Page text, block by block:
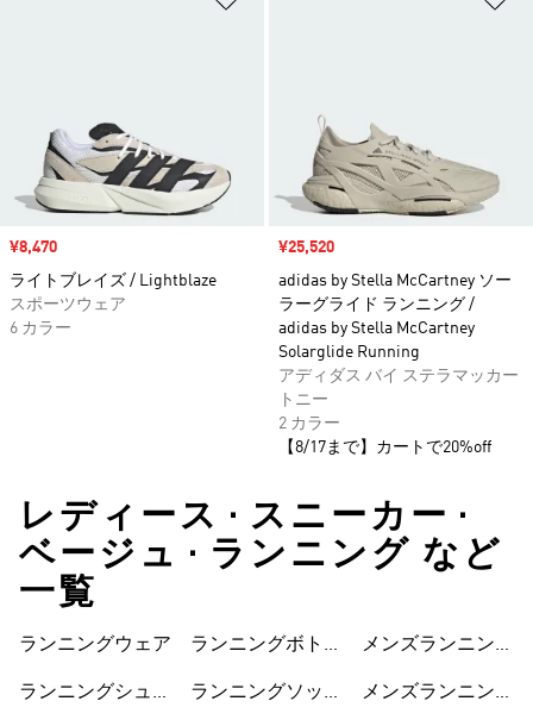
セール価格
¥8,470
ライトブレイズ / Lightblaze
スポーツウェア
6 カラー
セール価格
¥25,520
adidas by Stella McCartney ソー
ラーグライド ランニング /
adidas by Stella McCartney
Solarglide Running
アディダス バイ ステラマッカー
トニー
2 カラー
【8/17まで】カートで20%off
レディース • スニーカー •
ベージュ • ランニング など
一覧
ランニングウェア
ランニングシュー
ランニングボトム
ランニングソック
メンズランニング
メンズランニング